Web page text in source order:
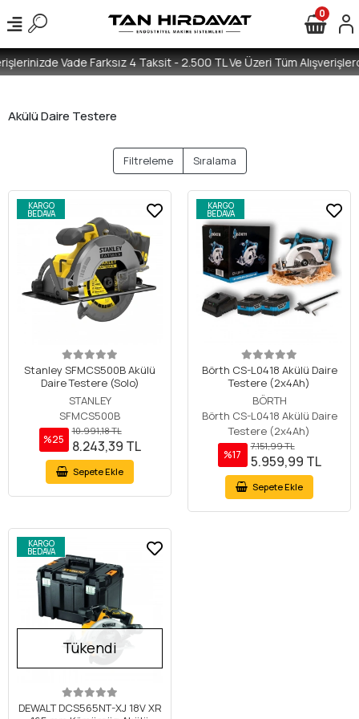
Vade Farksız 4 Taksit - 2.500 TL Ve Üzeri Tüm
0
Akülü Daire Testere
Filtreleme Sıralama
KARGO
BEDAVA
Stanley SFMCS500B Akülü
Daire Testere (Solo)
STANLEY
SFMCS500B
%25
10.991,18 TL
8.243,39 TL
Sepete Ekle
KARGO
BEDAVA
Börth CS-L0418 Akülü Daire
Testere (2x4Ah)
BÖRTH
Börth CS-L0418 Akülü Daire
Testere (2x4Ah)
%17
7.151,99 TL
5.959,99 TL
Sepete Ekle
KARGO
BEDAVA
Tükendi
DEWALT DCS565NT-XJ 18V XR